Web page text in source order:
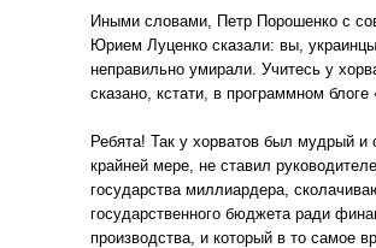
Иными словами, Петр Порошенко с
Юрием Луценко сказали: вы,
неправильно умирали. Учитесь у
сказано, кстати, в программном блоге
Ребята! Так у хорватов был мудрый
крайней мере, не ставил
государства миллиардера,
государственного бюджета ради
производства, и который в то самое